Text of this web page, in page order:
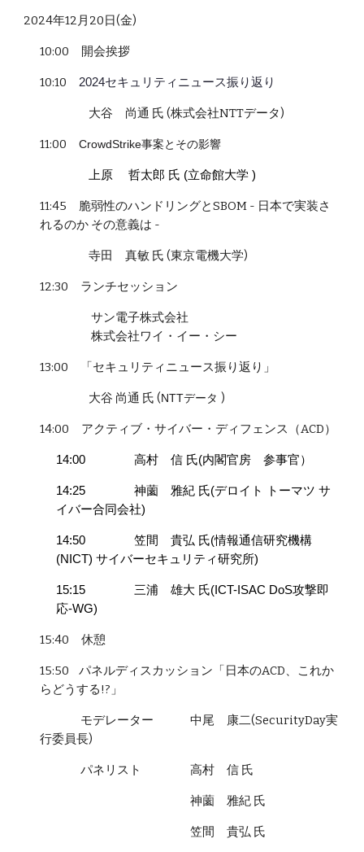
2024年12月20日(金)
10:00 開会挨拶
10:102024セキュリティニュース振り返り
大谷 尚通 氏 (株式会社NTTデータ)
11:00 CrowdStrike事案とその影響
上原 哲太郎 氏 (立命館大学 )
11:45
脆弱性のハンドリングとSBOM - 日本で実装さ
れるのか その意義は -
寺田 真敏 氏 (東京電機大学)
12:30 ランチセッション
サン電子株式会社
株式会社ワイ・イー・シー
13:00 「セキュリティニュース振り返り」
大谷 尚通 氏 (NTTデータ )
14:00 アクティブ・サイバー・ディフェンス（ACD）
14:00 高村 信 氏(内閣官房 参事官）
14:25
神薗 雅紀 氏(デロイト トーマツ サ
イバー合同会社)
14:50
笠間 貴弘 氏(情報通信研究機構
(NICT) サイバーセキュリティ研究所)
15:15
三浦 雄大 氏(ICT-ISAC DoS攻撃即
応-WG)
15:40休憩
15:50
パネルディスカッション「日本のACD、これか
らどうする!?」
モデレーター 中尾 康二(SecurityDay実
行委員長)
パネリスト 高村 信 氏
神薗 雅紀 氏
笠間 貴弘 氏